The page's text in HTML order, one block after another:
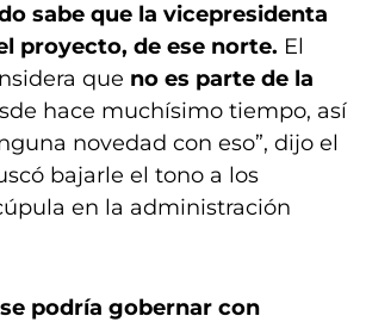
sabe que la vicepresidenta
proyecto, de ese norte. El
que no es parte de la
hace muchísimo tiempo, así
novedad con eso”, dijo el
bajarle el tono a los
en la administración
podría gobernar con